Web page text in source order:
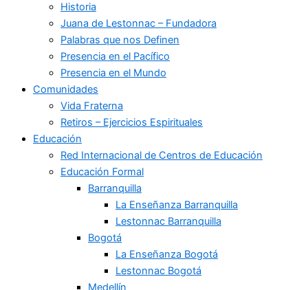
Historia
Juana de Lestonnac – Fundadora
Palabras que nos Definen
Presencia en el Pacífico
Presencia en el Mundo
Comunidades
Vida Fraterna
Retiros – Ejercicios Espirituales
Educación
Red Internacional de Centros de Educación
Educación Formal
Barranquilla
La Enseñanza Barranquilla
Lestonnac Barranquilla
Bogotá
La Enseñanza Bogotá
Lestonnac Bogotá
Medellín